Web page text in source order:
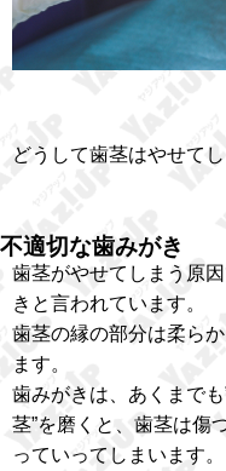
どうして歯茎はやせて
不適切な歯みがき
歯茎がやせてしまう原
きと言われています。
歯茎の縁の部分は柔ら
ます。
歯みがきは、あくまで
茎”を磨くと、歯茎は傷
っていってしまいます。